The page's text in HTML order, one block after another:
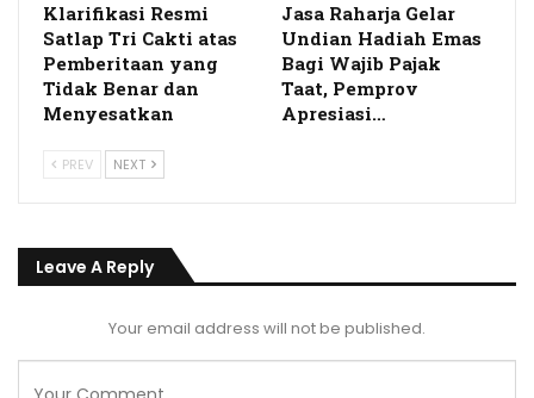
Klarifikasi Resmi
Satlap Tri Cakti atas
Pemberitaan yang
Tidak Benar dan
Menyesatkan
Jasa Raharja Gelar
Undian Hadiah Emas
Bagi Wajib Pajak
Taat, Pemprov
Apresiasi…
PREV NEXT
Leave A Reply
Your email address will not be published.